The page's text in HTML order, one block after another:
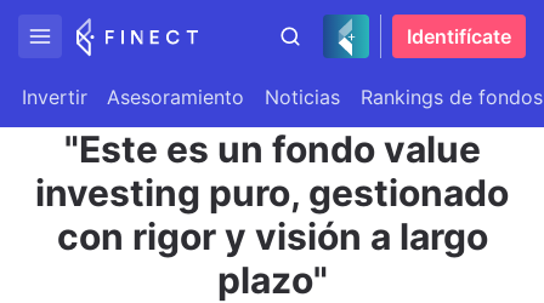
Identifícate
Invertir Asesoramiento Noticias Rankings de fondos
"Este es un fondo value
investing puro, gestionado
con rigor y visión a largo
plazo"